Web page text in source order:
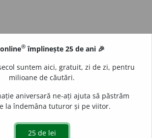
® împlinește 25 de ani 🎉
suntem aici, gratuit, zi de zi, pentru
milioane de căutări.
aniversară ne-ați ajuta să păstrăm
la îndemâna tuturor și pe viitor.